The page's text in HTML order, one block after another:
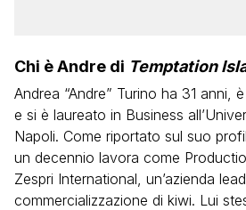
Chi è Andre di Temptation
Andrea “Andre” Turino ha 31 anni,
e si è laureato in Business
Napoli. Come riportato sul suo
un decennio lavora come
Zespri International, un’azienda
commercializzazione di kiwi. Lui